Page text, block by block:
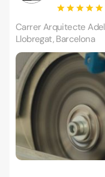
Carrer Arquitecte
Llobregat, Barcelona